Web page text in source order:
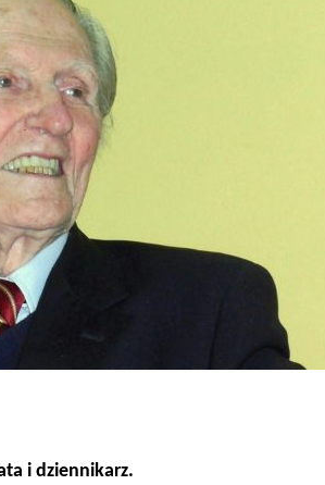
i dziennikarz.